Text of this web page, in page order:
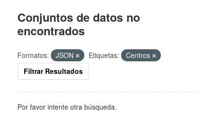
Conjuntos de datos no
encontrados
Formatos: JSON Etiquetas:
Centros
Filtrar Resultados
Por favor intente otra búsqueda.